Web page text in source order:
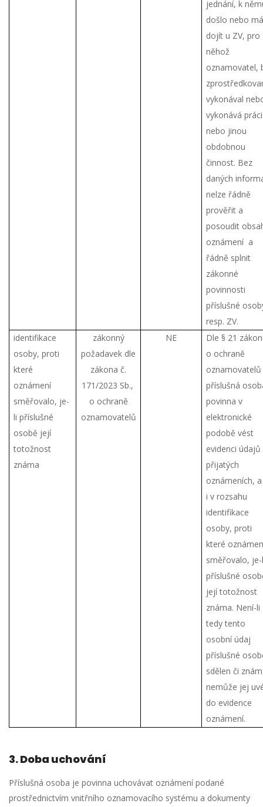
jednání, k
došlo nebo
dojít u ZV, pro
něhož
oznamovatel,
vykonával
vykonává práci
nebo jinou
obdobnou
činnost. Bez
daných
nelze řádně
prověřit a
posoudit
oznámení a
řádně splnit
zákonné
povinnosti
příslušné
resp. ZV.
identifikace
osoby, proti
které
oznámení
směřovalo, je-
li příslušné
osobě její
totožnost
známa
zákonný
požadavek dle
zákona č.
171/2023 Sb.,
o ochraně
oznamovatelů
NE
Dle § 21
o ochraně
příslušná
povinna v
elektronické
podobě vést
evidenci
přijatých
oznámeních,
i v rozsahu
identifikace
osoby, proti
které
směřovalo,
příslušné
její totožnost
známa. Není-li
tedy tento
osobní údaj
příslušné
sdělen či
nemůže jej
do evidence
oznámení.
3.Doba uchování
Příslušná osoba je povinna uchovávat oznámení podané
prostřednictvím vnitřního oznamovacího systému a dokumenty